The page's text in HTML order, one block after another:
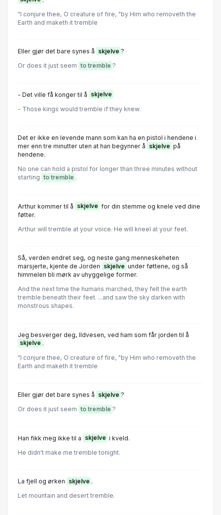
"I conjure thee, O creature of fire, "by Him who removeth the
Earth and maketh it tremble
Eller gjør det bare synes å skjelve ?
Or does it just seem to tremble ?
- Det ville få konger til å skjelve
- Those kings would tremble if they knew.
Det er ikke en levende mann som kan ha en pistol i hendene i
mer enn tre minutter uten at han begynner å skjelve på
hendene.
No one can hold a pistol for longer than three minutes without
starting to tremble .
Arthur kommer til å skjelve for din stemme og knele ved dine
føtter.
Arthur will tremble at your voice. He will kneel at your feet.
Så, verden endret seg, og neste gang menneskeheten
marsjerte, kjente de Jorden skjelve under føttene, og så
himmelen bli mørk av uhyggelige former.
And the next time the humans marched, they felt the earth
tremble beneath their feet. ...and saw the sky darken with
monstrous shapes.
Jeg besverger deg, lldvesen, ved ham som får jorden til å
skjelve .
"I conjure thee, O creature of fire, "by Him who removeth the
Earth and maketh it tremble
Eller gjør det bare synes å skjelve ?
Or does it just seem to tremble ?
Han fikk meg ikke til a skjelve i kveld.
He didn't make me tremble tonight.
La fjell og ørken skjelve .
Let mountain and desert tremble.